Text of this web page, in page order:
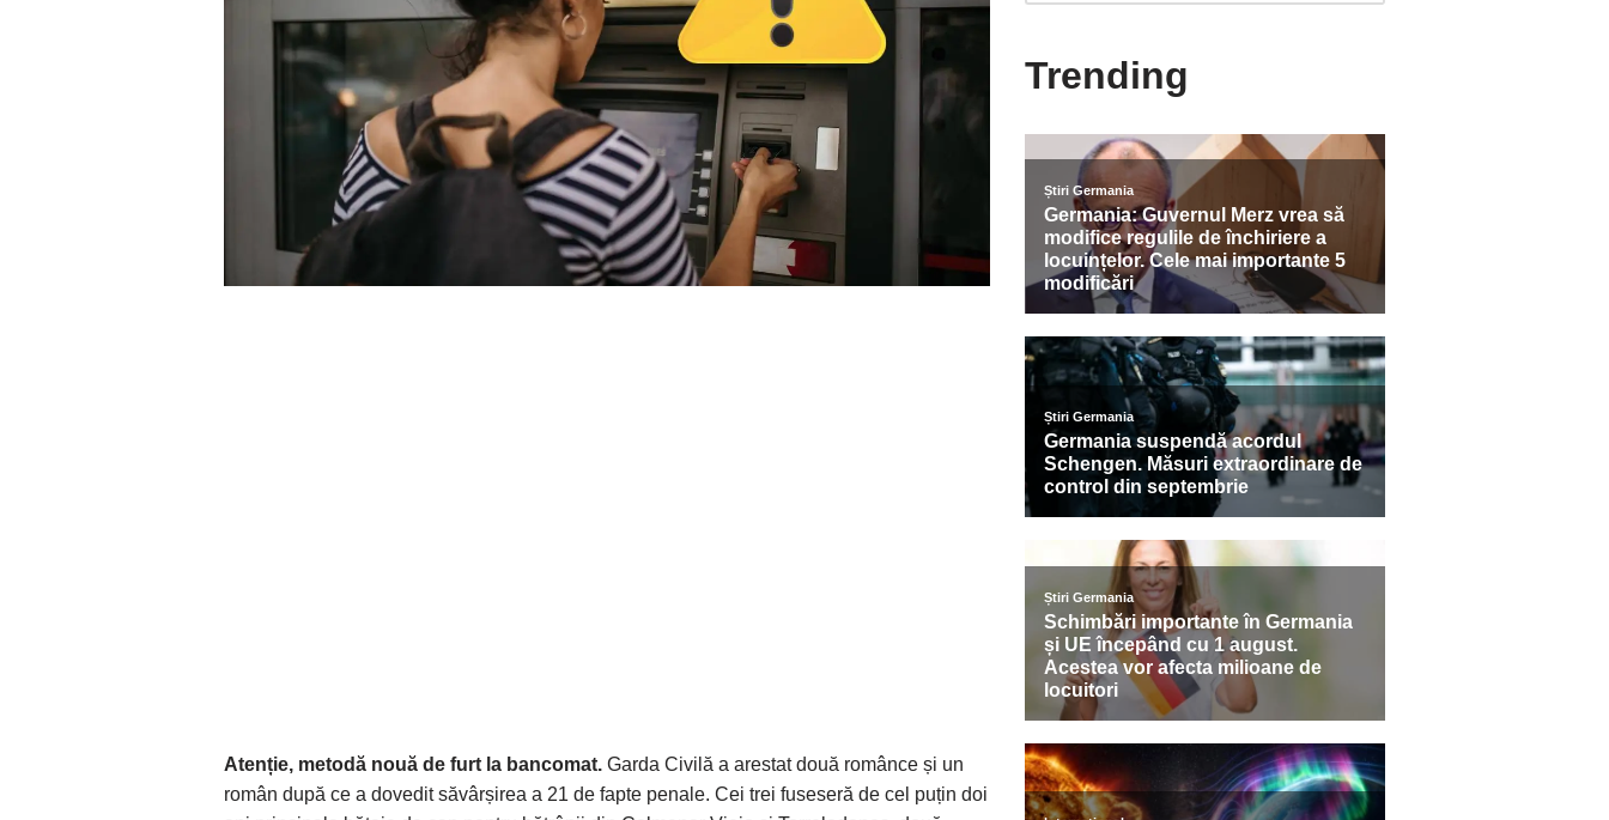
Atenție, metodă nouă de furt la bancomat. Garda Civilă a arestat două românce și un
român după ce a dovedit săvârșirea a 21 de fapte penale. Cei trei fuseseră de cel puțin doi
Trending